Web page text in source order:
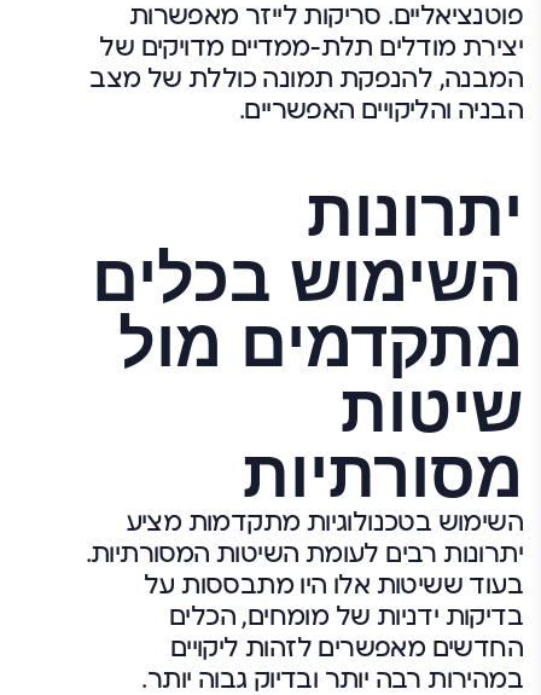
פוטנציאליים. סריקות לייזר מאפשרות
יצירת מודלים תלת-ממדיים מדויקים של
המבנה, להנפקת תמונה כוללת של מצב
הבניה והליקויים האפשריים.
יתרונות
השימוש בכלים
מתקדמים מול
שיטות
מסורתיות
השימוש בטכנולוגיות מתקדמות מציע
יתרונות רבים לעומת השיטות המסורתיות.
בעוד ששיטות אלו היו מתבססות על
בדיקות ידניות של מומחים, הכלים
החדשים מאפשרים לזהות ליקויים
במהירות רבה יותר ובדיוק גבוה יותר.